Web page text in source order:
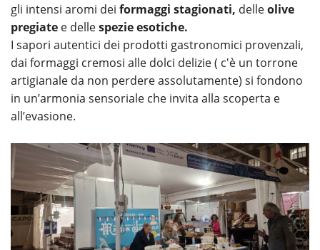
gli intensi aromi dei formaggi stagionati, delleolive
pregiate e dellespezie esotiche.
I sapori autentici dei prodotti gastronomici provenzali,
dai formaggi cremosi alle dolci delizie ( c'è un torrone
artigianale da non perdere assolutamente) si fondono
in un’armonia sensoriale che invita alla scoperta e
all’evasione.